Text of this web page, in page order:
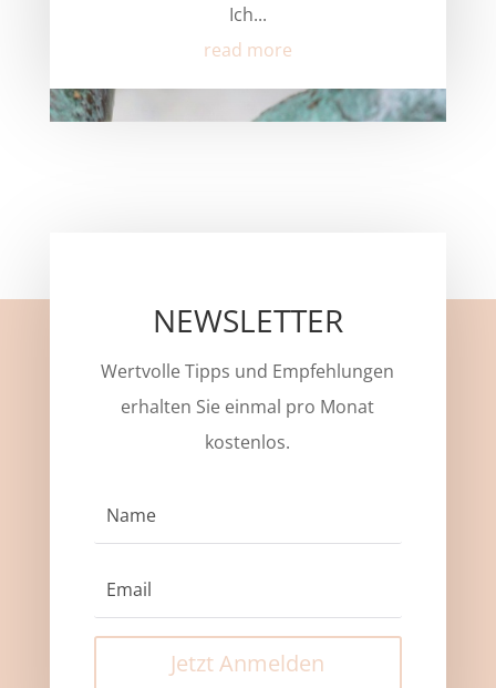
Ich...
read more
NEWSLETTER
Wertvolle Tipps und Empfehlungen
erhalten Sie einmal pro Monat
kostenlos.
Jetzt Anmelden